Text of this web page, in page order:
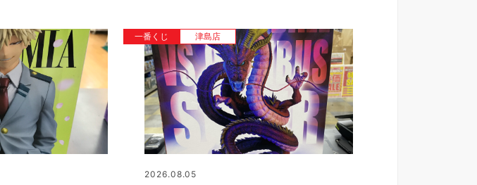
一番くじ 津島店
2026.08.05